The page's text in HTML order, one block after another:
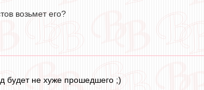
возьмет его?
будет не хуже прошедшего ;)